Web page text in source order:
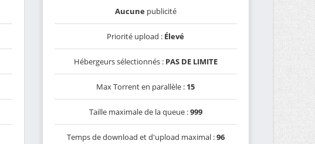
Aucunepublicité
Priorité upload : Élevé
Hébergeurs sélectionnés : PAS DE LIMITE
Max Torrent en parallèle : 15
Taille maximale de la queue :999
Temps de download et d'upload maximal :96